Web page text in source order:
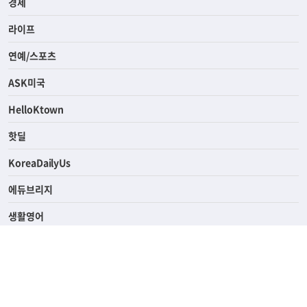
사회
경제
라이프
연예/스포츠
ASK미국
HelloKtown
핫딜
KoreaDailyUs
에듀브리지